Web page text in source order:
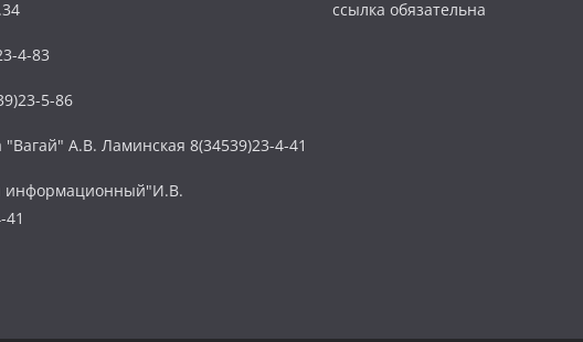
4-83
5-86
"Вагай" А.В. Ламинская 8(34539)23-4-41
информационный"И.В.
41
ссылка обязательна